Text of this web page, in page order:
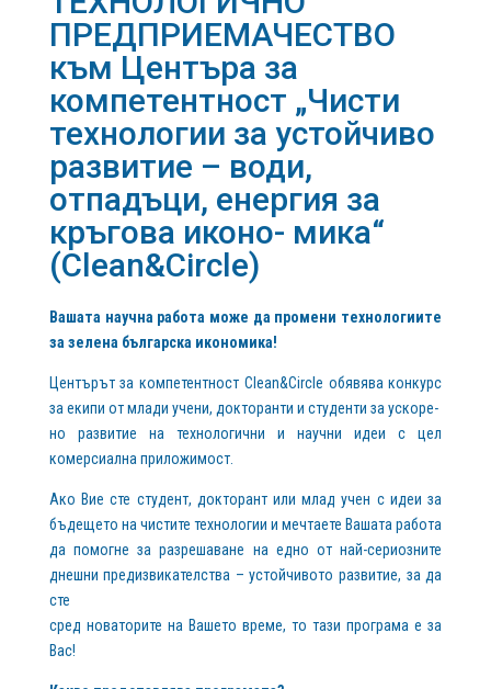
ПРЕДПРИЕМАЧЕСТВО
към Центърa за
компетентност „Чисти
технологии за устойчиво
развитие – води,
отпадъци, енергия за
кръгова иконо- мика“
(Clean&Circle)
Вашата научна работа може да промени технологиите
за зелена българска икономика!
Центърът за компетентност Clean&Circle обявява конкурс
за екипи от млади учени, докторанти и студенти за ускоре-
но развитие на технологични и научни идеи с цел
комерсиална приложимост.
Ако Вие сте студент, докторант или млад учен с идеи за
бъдещето на чистите технологии и мечтаете Вашата работа
да помогне за разрешаване на едно от най-сериозните
днешни предизвикателства – устойчивото развитие, за да
сте
сред новаторите на Вашето време, то тази програма е за
Вас!